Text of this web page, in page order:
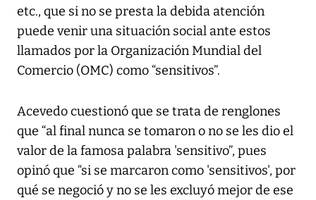
etc., que si no se presta la debida atención
puede venir una situación social ante estos
llamados por la Organización Mundial del
Comercio (OMC) como “sensitivos”.
Acevedo cuestionó que se trata de renglones
que “al final nunca se tomaron o no se les dio el
valor de la famosa palabra 'sensitivo”, pues
opinó que “si se marcaron como 'sensitivos', por
qué se negoció y no se les excluyó mejor de ese